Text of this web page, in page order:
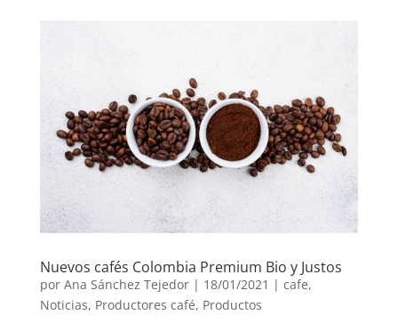
Nuevos cafés Colombia Premium Bio y Justos
por Ana Sánchez Tejedor| 18/01/2021 | cafe,
Noticias, Productores café, Productos